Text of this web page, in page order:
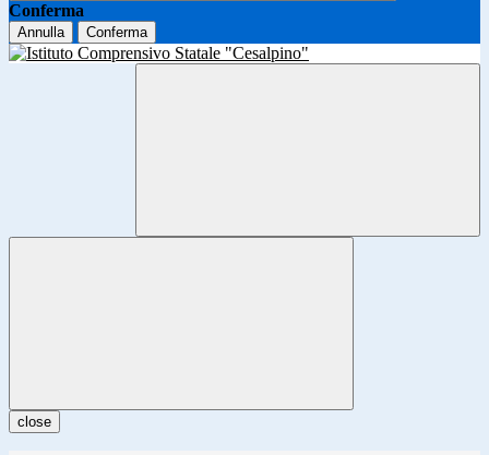
Conferma
Annulla Conferma
close